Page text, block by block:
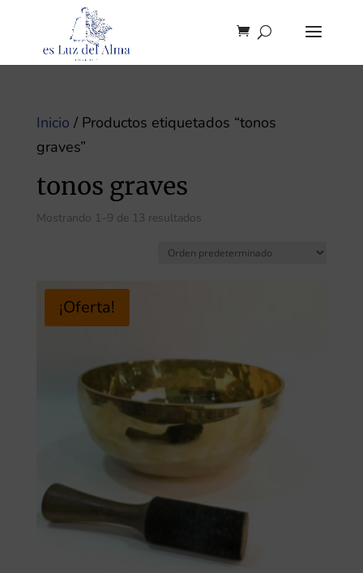
Inicio / Productos etiquetados “tonos
graves”
tonos graves
Mostrando 1–9 de 13 resultados
¡Oferta!